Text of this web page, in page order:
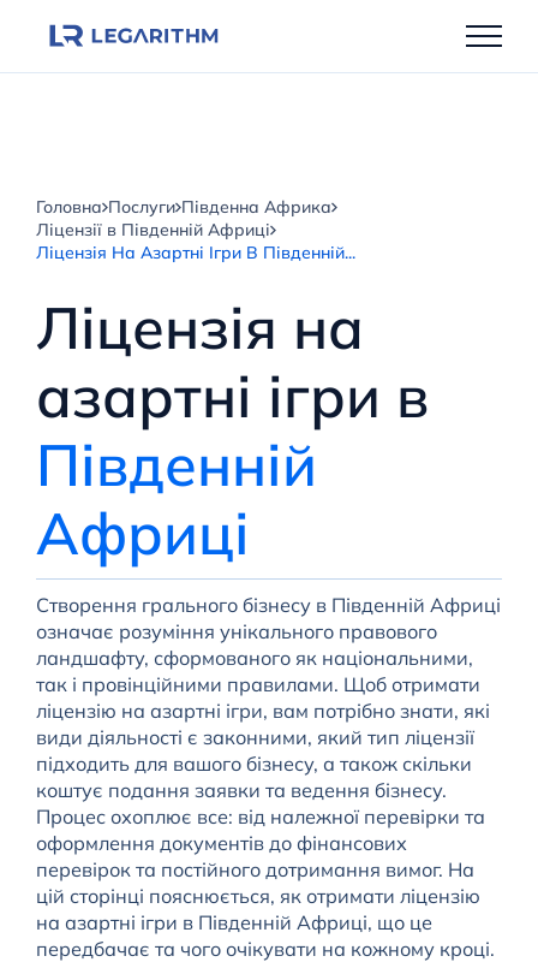
Головна Послуги Південна Африка
Ліцензії в Південній Африці
Ліцензія На Азартні Ігри В Південній...
Ліцензія на
азартні ігри в
Південній
Африці
Створення грального бізнесу в Південній Африці
означає розуміння унікального правового
ландшафту, сформованого як національними,
так і провінційними правилами. Щоб отримати
ліцензію на азартні ігри, вам потрібно знати, які
види діяльності є законними, який тип ліцензії
підходить для вашого бізнесу, а також скільки
коштує подання заявки та ведення бізнесу.
Процес охоплює все: від належної перевірки та
оформлення документів до фінансових
перевірок та постійного дотримання вимог. На
цій сторінці пояснюється, як отримати ліцензію
на азартні ігри в Південній Африці, що це
передбачає та чого очікувати на кожному кроці.